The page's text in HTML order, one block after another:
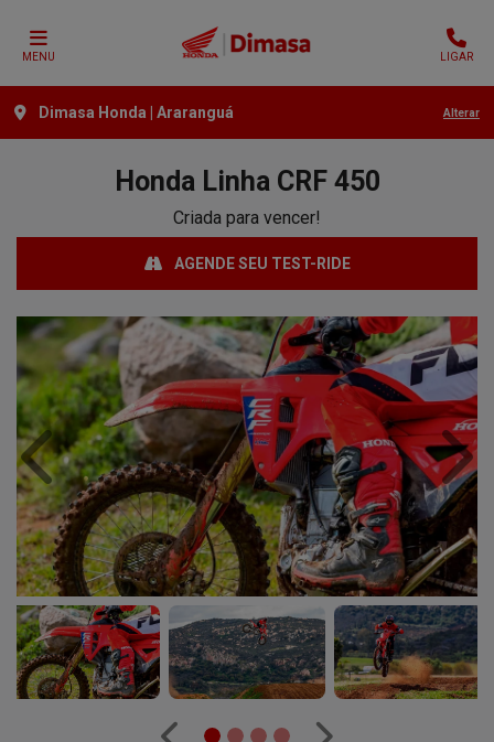
MENU LIGAR
Dimasa Honda | Araranguá Alterar
HondaLinha CRF 450
Criada para vencer!
AGENDE SEU TEST-RIDE
Anterior